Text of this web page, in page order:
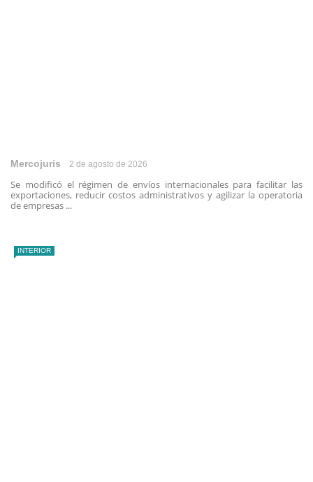
Mercojuris 2 de agosto de 2026
Se modificó el régimen de envíos internacionales para facilitar las
exportaciones, reducir costos administrativos y agilizar la operatoria
de empresas ...
INTERIOR